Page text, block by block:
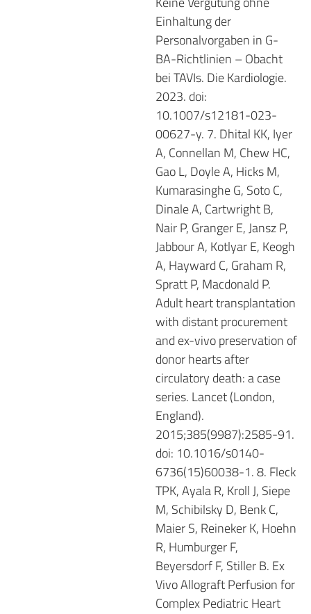
Einhaltung der
Personalvorgaben in G-
BA-Richtlinien – Obacht
bei TAVIs. Die Kardiologie.
2023. doi:
10.1007/s12181-023-
00627-y. 7. Dhital KK, Iyer
A, Connellan M, Chew HC,
Gao L, Doyle A, Hicks M,
Kumarasinghe G, Soto C,
Dinale A, Cartwright B,
Nair P, Granger E, Jansz P,
Jabbour A, Kotlyar E, Keogh
A, Hayward C, Graham R,
Spratt P, Macdonald P.
Adult heart transplantation
with distant procurement
and ex-vivo preservation of
donor hearts after
circulatory death: a case
series. Lancet (London,
England).
2015;385(9987):2585-91.
doi: 10.1016/s0140-
6736(15)60038-1. 8. Fleck
TPK, Ayala R, Kroll J, Siepe
M, Schibilsky D, Benk C,
Maier S, Reineker K, Hoehn
R, Humburger F,
Beyersdorf F, Stiller B. Ex
Vivo Allograft Perfusion for
Complex Pediatric Heart